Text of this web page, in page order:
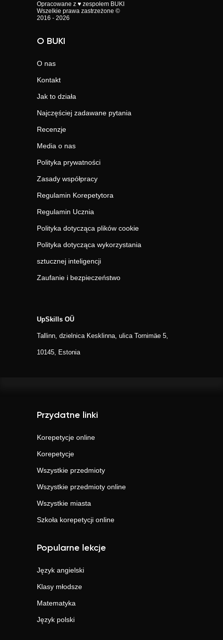
Opracowane z ♥ zespołem BUKI
Wszelkie prawa zastrzeżone ©
2016 - 2026
O BUKI
O nas
Kontakt
Jak to działa
Najczęściej zadawane pytania
Recenzje
Media o nas
Polityka prywatności
Zasady współpracy
Regulamin Korepetytora
Regulamin Ucznia
Polityka dotycząca plików cookie
Polityka dotycząca wykorzystania
sztucznej inteligencji
Zaufanie i bezpieczeństwo
UpSkills OÜ
Tallinn, dzielnica Kesklinna, ulica Tornimäe 5,
10145, Estonia
Przydatne linki
Korepetycje online
Korepetycje
Wszystkie przedmioty
Wszystkie przedmioty online
Wszystkie miasta
Szkoła korepetycji online
Popularne lekcje
Język angielski
Klasy młodsze
Matematyka
Język polski